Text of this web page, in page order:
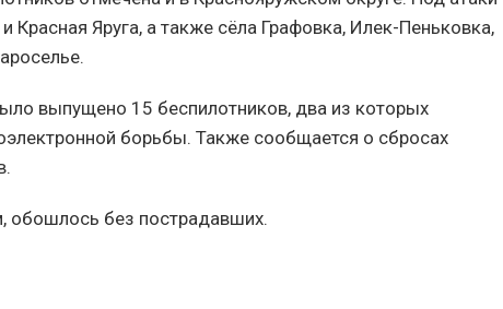
Красная Яруга, а также сёла Графовка, Илек-Пеньковка,
выпущено 15 беспилотников, два из которых
борьбы. Также сообщается о сбросах
обошлось без пострадавших.